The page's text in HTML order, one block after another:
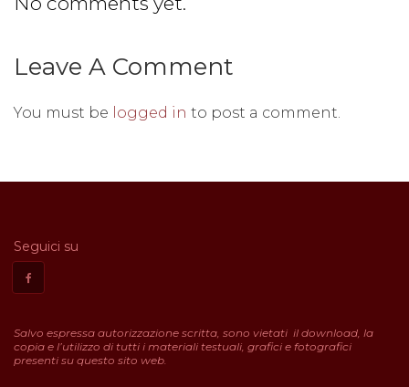
Leave A Comment
You must be logged in to post a comment.
Seguici su
Salvo espressa autorizzazione scritta, sono vietati il download, la
copia e l’utilizzo di tutti i materiali testuali, grafici e fotografici
presenti su questo sito web.